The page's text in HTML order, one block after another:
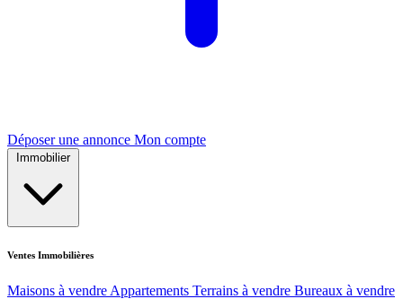
Déposer une annonce Mon compte
Immobilier
Ventes Immobilières
Maisons à vendre Appartements Terrains à vendre Bureaux à vendre